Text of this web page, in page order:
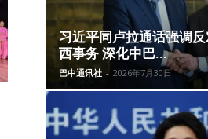
习近平同卢拉通话强调
西事务 深化中巴...
巴中通讯社 - 2026年7月30日